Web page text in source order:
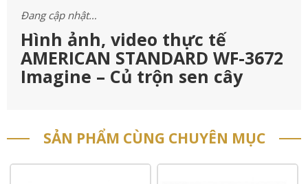
Đang cập nhật…
Hình ảnh, video thực tế
AMERICAN STANDARD WF-3672
Imagine – Củ trộn sen cây
SẢN PHẨM CÙNG CHUYÊN MỤC